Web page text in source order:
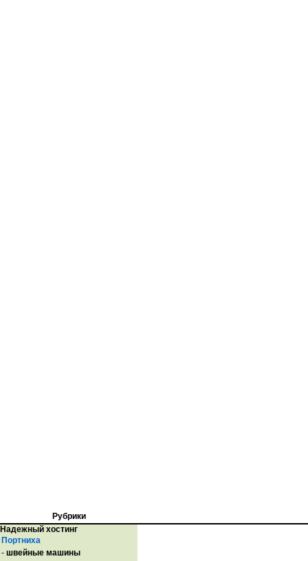
Рубрики
Надежный хостинг
Портниха
- швейные машины